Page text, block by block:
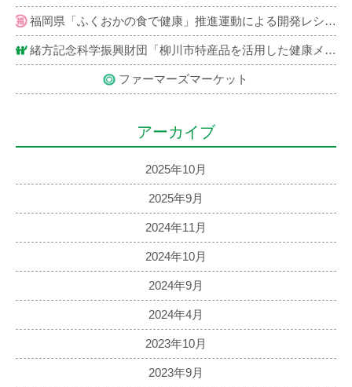
福岡県「ふくおかの食で健康」推進運動による開発レシピ紹介
緒方記念科学振興財団「柳川市特産品を活用した健康メニュー」レシピ紹介
ファーマーズマーケット
アーカイブ
2025年10月
2025年9月
2024年11月
2024年10月
2024年9月
2024年4月
2023年10月
2023年9月